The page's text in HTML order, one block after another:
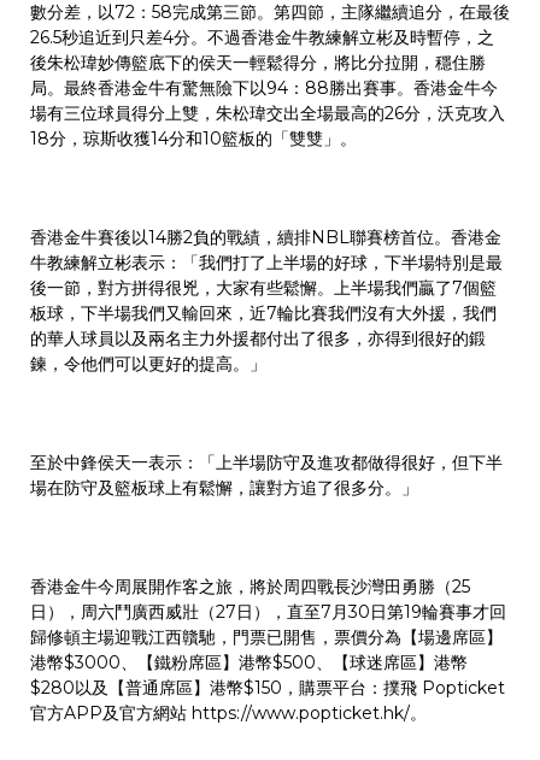
數分差，以72：58完成第三節。第四節，主隊繼續追分，在最後
26.5秒追近到只差4分。不過香港金牛教練解立彬及時暫停，之
後朱松瑋妙傳籃底下的侯天一輕鬆得分，將比分拉開，穩住勝
局。最終香港金牛有驚無險下以94：88勝出賽事。香港金牛今
場有三位球員得分上雙，朱松瑋交出全場最高的26分，沃克攻入
18分，琼斯收獲14分和10籃板的「雙雙」。
香港金牛賽後以14勝2負的戰績，續排NBL聯賽榜首位。香港金
牛教練解立彬表示：「我們打了上半場的好球，下半場特別是最
後一節，對方拼得很兇，大家有些鬆懈。上半場我們贏了7個籃
板球，下半場我們又輸回來，近7輪比賽我們沒有大外援，我們
的華人球員以及兩名主力外援都付出了很多，亦得到很好的鍛
鍊，令他們可以更好的提高。」
至於中鋒侯天一表示：「上半場防守及進攻都做得很好，但下半
場在防守及籃板球上有鬆懈，讓對方追了很多分。」
香港金牛今周展開作客之旅，將於周四戰長沙灣田勇勝（25
日），周六鬥廣西威壯（27日），直至7月30日第19輪賽事才回
歸修頓主場迎戰江西贛馳，門票已開售，票價分為【場邊席區】
港幣$3000、【鐵粉席區】港幣$500、【球迷席區】港幣
$280以及【普通席區】港幣$150，購票平台：撲飛 Popticket
官方APP及官方網站 https://www.popticket.hk/。